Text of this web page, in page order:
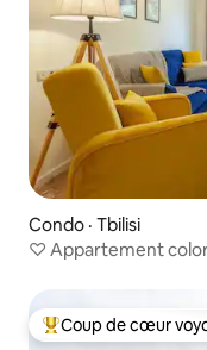
Condo · Tbilisi
♡︎ Appartement
Coup de cœur
Coup de cœur